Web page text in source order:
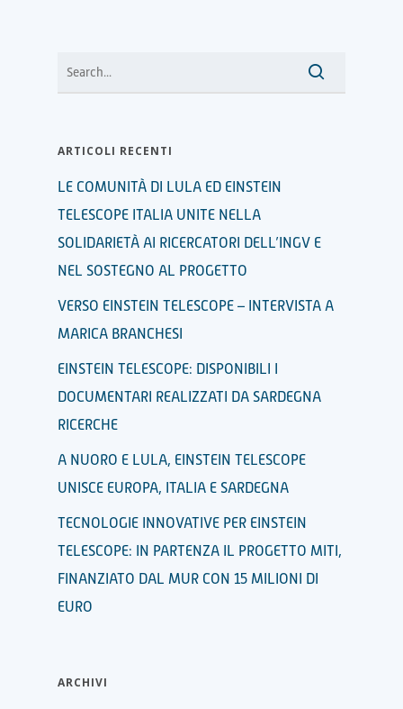
ARTICOLI RECENTI
LE COMUNITÀ DI LULA ED EINSTEIN
TELESCOPE ITALIA UNITE NELLA
SOLIDARIETÀ AI RICERCATORI DELL’INGV E
NEL SOSTEGNO AL PROGETTO
VERSO EINSTEIN TELESCOPE – INTERVISTA A
MARICA BRANCHESI
EINSTEIN TELESCOPE: DISPONIBILI I
DOCUMENTARI REALIZZATI DA SARDEGNA
RICERCHE
A NUORO E LULA, EINSTEIN TELESCOPE
UNISCE EUROPA, ITALIA E SARDEGNA
TECNOLOGIE INNOVATIVE PER EINSTEIN
TELESCOPE: IN PARTENZA IL PROGETTO MITI,
FINANZIATO DAL MUR CON 15 MILIONI DI
EURO
ARCHIVI